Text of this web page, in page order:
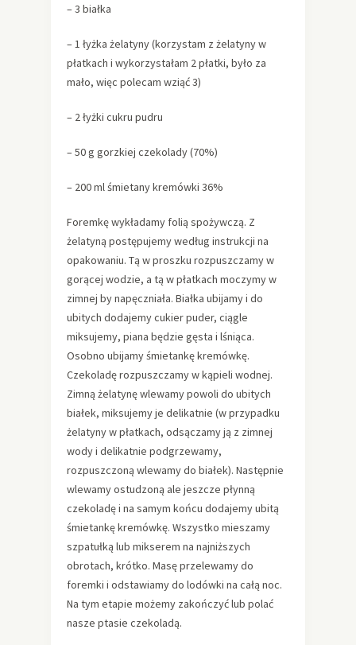
– 3 białka
– 1 łyżka żelatyny (korzystam z żelatyny w
płatkach i wykorzystałam 2 płatki, było za
mało, więc polecam wziąć 3)
– 2 łyżki cukru pudru
– 50 g gorzkiej czekolady (70%)
– 200 ml śmietany kremówki 36%
Foremkę wykładamy folią spożywczą. Z
żelatyną postępujemy według instrukcji na
opakowaniu. Tą w proszku rozpuszczamy w
gorącej wodzie, a tą w płatkach moczymy w
zimnej by napęczniała. Białka ubijamy i do
ubitych dodajemy cukier puder, ciągle
miksujemy, piana będzie gęsta i lśniąca.
Osobno ubijamy śmietankę kremówkę.
Czekoladę rozpuszczamy w kąpieli wodnej.
Zimną żelatynę wlewamy powoli do ubitych
białek, miksujemy je delikatnie (w przypadku
żelatyny w płatkach, odsączamy ją z zimnej
wody i delikatnie podgrzewamy,
rozpuszczoną wlewamy do białek). Następnie
wlewamy ostudzoną ale jeszcze płynną
czekoladę i na samym końcu dodajemy ubitą
śmietankę kremówkę. Wszystko mieszamy
szpatułką lub mikserem na najniższych
obrotach, krótko. Masę przelewamy do
foremki i odstawiamy do lodówki na całą noc.
Na tym etapie możemy zakończyć lub polać
nasze ptasie czekoladą.